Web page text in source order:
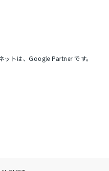
ットは、Google Partner です。